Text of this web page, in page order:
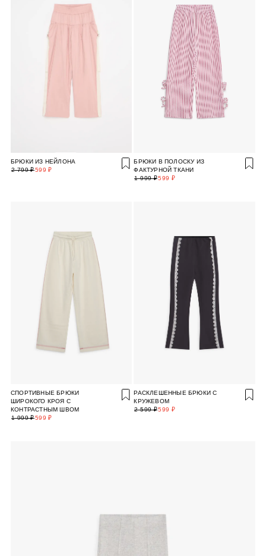
БРЮКИ ИЗ НЕЙЛОНА
599 ₽
2 799 ₽
БРЮКИ В ПОЛОСКУ ИЗ
ФАКТУРНОЙ ТКАНИ
599 ₽
1 999 ₽
СПОРТИВНЫЕ БРЮКИ
ШИРОКОГО КРОЯ С
КОНТРАСТНЫМ ШВОМ
599 ₽
1 999 ₽
РАСКЛЕШЕННЫЕ БРЮКИ С
КРУЖЕВОМ
599 ₽
2 599 ₽